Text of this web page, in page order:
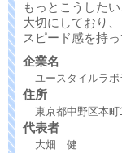
もっとこうした
大切にしており、
スピード感を持
企業名
ユースタイルラ
住所
東京都中野区本
代表者
大畑 健